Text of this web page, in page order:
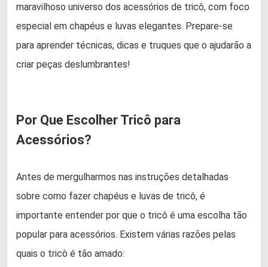
maravilhoso universo dos acessórios de tricô, com foco
especial em chapéus e luvas elegantes. Prepare-se
para aprender técnicas, dicas e truques que o ajudarão a
criar peças deslumbrantes!
Por Que Escolher Tricô para
Acessórios?
Antes de mergulharmos nas instruções detalhadas
sobre como fazer chapéus e luvas de tricô, é
importante entender por que o tricô é uma escolha tão
popular para acessórios. Existem várias razões pelas
quais o tricô é tão amado: